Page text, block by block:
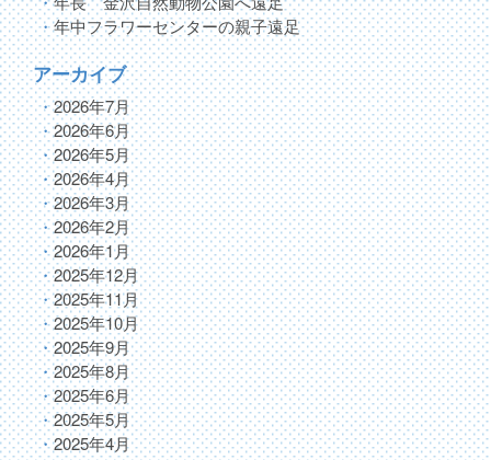
年中フラワーセンターの親子遠足
アーカイブ
2026年7月
2026年6月
2026年5月
2026年4月
2026年3月
2026年2月
2026年1月
2025年12月
2025年11月
2025年10月
2025年9月
2025年8月
2025年6月
2025年5月
2025年4月